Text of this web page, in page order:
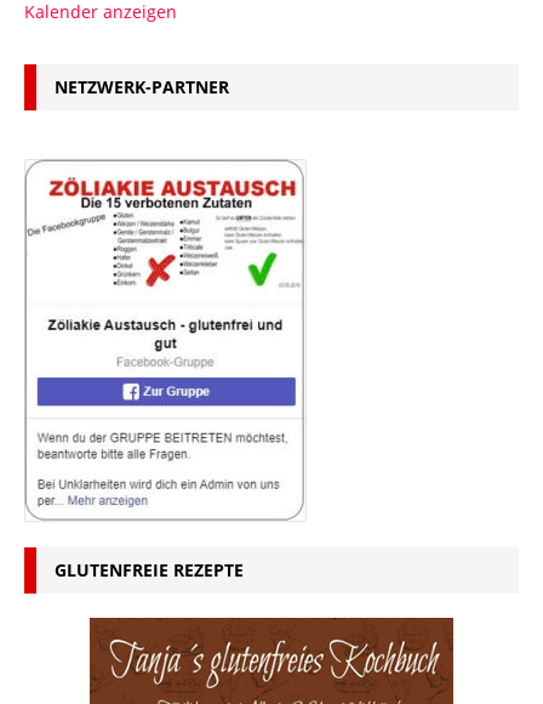
Kalender anzeigen
NETZWERK-PARTNER
GLUTENFREIE REZEPTE